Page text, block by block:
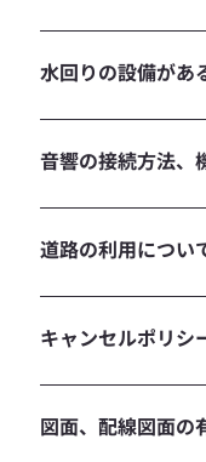
開錠、施錠はスタッ
水回りの設備があ
バックスペースにシ
音響の接続方法、
marantz - NR1200ア
HDMI、Phono等の
道路の利用につい
道路使用許可申請い
キャンセルポリシ
決定後のキャンセル
ャンセル料は土日祝
図面、配線図面の